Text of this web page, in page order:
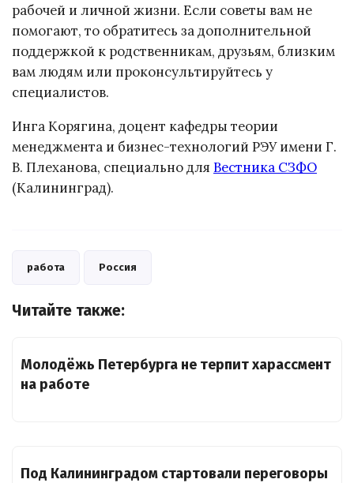
рабочей и личной жизни. Если советы вам не
помогают, то обратитесь за дополнительной
поддержкой к родственникам, друзьям, близким
вам людям или проконсультируйтесь у
специалистов.
Инга Корягина, доцент кафедры теории
менеджмента и бизнес-технологий РЭУ имени Г.
В. Плеханова, специально для Вестника СЗФО
(Калининград).
работа Россия
Читайте также:
Молодёжь Петербурга не терпит харассмент
на работе
Под Калининградом стартовали переговоры